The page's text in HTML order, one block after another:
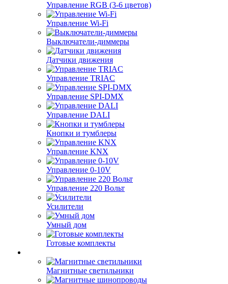
Управление RGB (3-6 цветов)
Управление Wi-Fi
Выключатели-диммеры
Датчики движения
Управление TRIAC
Управление SPI-DMX
Управление DALI
Кнопки и тумблеры
Управление KNX
Управление 0-10V
Управление 220 Вольт
Усилители
Умный дом
Готовые комплекты
Магнитные светильники